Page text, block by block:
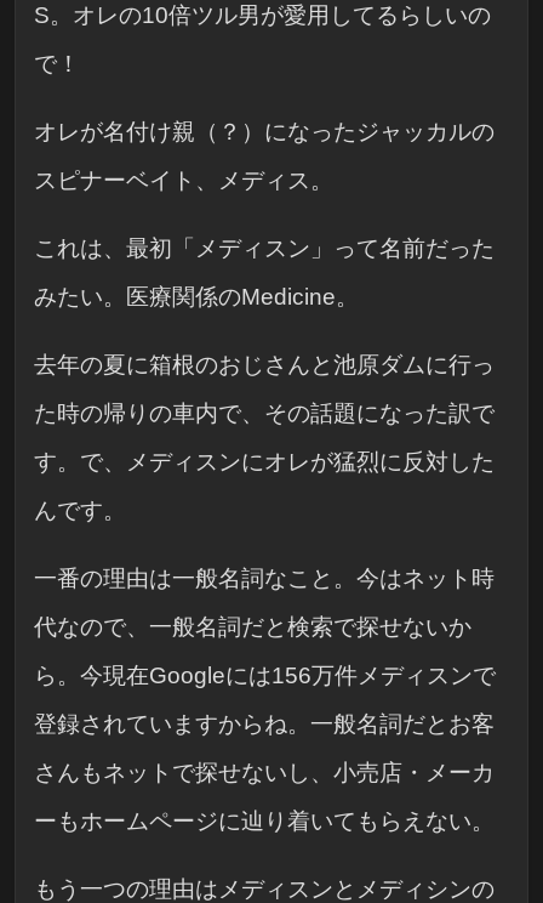
S。オレの10倍ツル男が愛用してるらしいの
で！
オレが名付け親（？）になったジャッカルの
スピナーベイト、メディス。
これは、最初「メディスン」って名前だった
みたい。医療関係のMedicine。
去年の夏に箱根のおじさんと池原ダムに行っ
た時の帰りの車内で、その話題になった訳で
す。で、メディスンにオレが猛烈に反対した
んです。
一番の理由は一般名詞なこと。今はネット時
代なので、一般名詞だと検索で探せないか
ら。今現在Googleには156万件メディスンで
登録されていますからね。一般名詞だとお客
さんもネットで探せないし、小売店・メーカ
ーもホームページに辿り着いてもらえない。
もう一つの理由はメディスンとメディシンの